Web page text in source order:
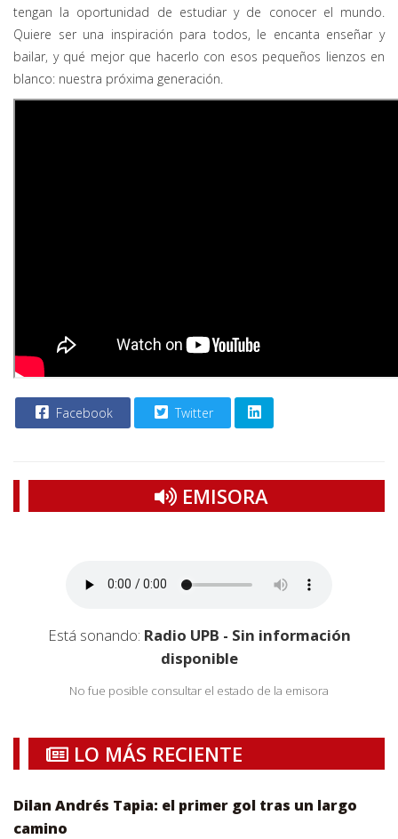
tengan la oportunidad de estudiar y de conocer el mundo.
Quiere ser una inspiración para todos, le encanta enseñar y
bailar, y qué mejor que hacerlo con esos pequeños lienzos en
blanco: nuestra próxima generación.
Facebook Twitter
EMISORA
Está sonando: Radio UPB - Sin información
disponible
No fue posible consultar el estado de la emisora
LO MÁS RECIENTE
Dilan Andrés Tapia: el primer gol tras un largo
camino